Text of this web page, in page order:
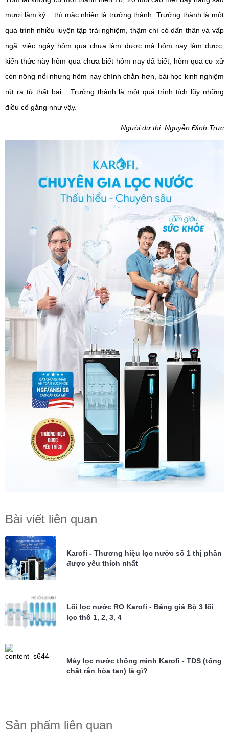
mươi lăm ký... thì mặc nhiên là trưởng thành. Trưởng thành là một
quá trình nhiều luyện tập trải nghiệm, thậm chí có dấn thân và vấp
ngã: việc ngày hôm qua chưa làm được mà hôm nay làm được,
kiến thức này hôm qua chưa biết hôm nay đã biết, hôm qua cư xử
còn nông nổi nhưng hôm nay chính chắn hơn, bài học kinh nghiệm
rút ra từ thất bại... Trưởng thành là một quá trình tích lũy những
điều cố gắng như vậy.
Người dự thi: Nguyễn Đình Trực
Bài viết liên quan
Karofi - Thương hiệu lọc nước số 1 thị phần
được yêu thích nhất
Lõi lọc nước RO Karofi - Bảng giá Bộ 3 lõi
lọc thô 1, 2, 3, 4
Máy lọc nước thông minh Karofi - TDS (tổng
chất rắn hòa tan) là gì?
Sản phẩm liên quan